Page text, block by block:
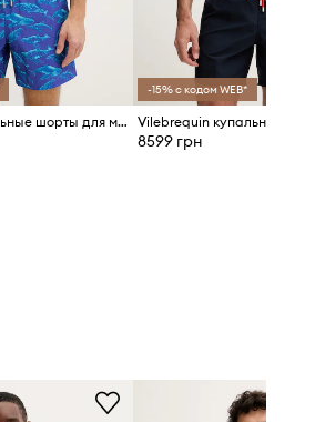
Vilebrequin купальные шорты для мужчин MAHINA
-15% с кодом WEB*
8599 грн